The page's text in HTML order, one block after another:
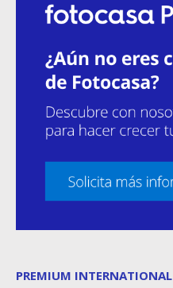
PREMIUM INTERNATIONAL